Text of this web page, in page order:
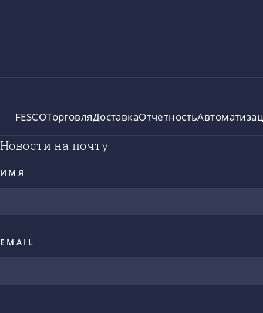
FESCOТорговляДоставкаОтчетность
Новости на почту
ИМЯ
EMAIL